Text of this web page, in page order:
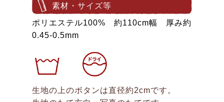
素材・サイズ等
ポリエステル100% 約110cm幅 厚み約
0.45-0.5mm
生地の上のボタンは直径約2cmです。